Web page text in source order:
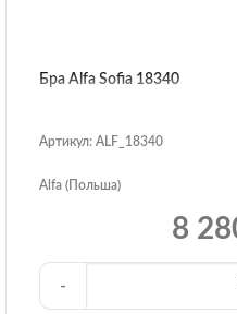
Бра Alfa Sofia 18340
Артикул: ALF_18340
Alfa (Польша)
8
-